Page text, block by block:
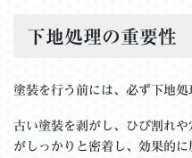
下地処理の重要性
塗装を行う前には、必ず下地処
古い塗装を剥がし、ひび割れ
がしっかりと密着し、効果的に